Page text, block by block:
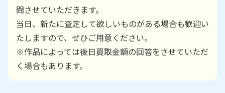
問させていただきます。
当日、新たに査定して欲しいものがある場合も歓迎い
たしますので、ぜひご用意ください。
※作品によっては後日買取金額の回答をさせていただ
く場合もあります。